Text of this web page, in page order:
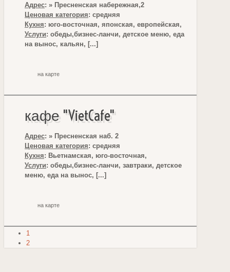
Адрес: » Пресненская набережная,2
Ценовая категория: средняя
Кухня: юго-восточная, японская, европейская,
Услуги: обеды,бизнес-ланчи, детское меню, еда
на вынос, кальян, [...]
на карте
кафе "VietCafe"
Адрес: » Пресненская наб. 2
Ценовая категория: средняя
Кухня: Вьетнамская, юго-восточная,
Услуги: обеды,бизнес-ланчи, завтраки, детское
меню, еда на вынос, [...]
на карте
1
2